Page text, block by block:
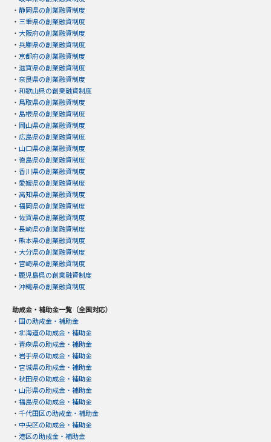
・ 静岡県の創業融資制度
・ 三重県の創業融資制度
・ 大阪府の創業融資制度
・ 兵庫県の創業融資制度
・ 京都府の創業融資制度
・ 滋賀県の創業融資制度
・ 奈良県の創業融資制度
・ 和歌山県の創業融資制度
・ 鳥取県の創業融資制度
・ 島根県の創業融資制度
・ 岡山県の創業融資制度
・ 広島県の創業融資制度
・ 山口県の創業融資制度
・ 徳島県の創業融資制度
・ 香川県の創業融資制度
・ 愛媛県の創業融資制度
・ 高知県の創業融資制度
・ 福岡県の創業融資制度
・ 佐賀県の創業融資制度
・ 長崎県の創業融資制度
・ 熊本県の創業融資制度
・ 大分県の創業融資制度
・ 宮崎県の創業融資制度
・ 鹿児島県の創業融資制度
・ 沖縄県の創業融資制度
助成金・補助金一覧（全国対応）
・ 国の助成金・補助金
・ 北海道の助成金・補助金
・ 青森県の助成金・補助金
・ 岩手県の助成金・補助金
・ 宮城県の助成金・補助金
・ 秋田県の助成金・補助金
・ 山形県の助成金・補助金
・ 福島県の助成金・補助金
・ 千代田区の助成金・補助金
・ 中央区の助成金・補助金
・ 港区の助成金・補助金